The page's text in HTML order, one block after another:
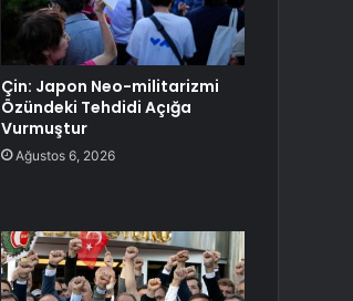
Çin: Japon Neo-militarizmi
Özündeki Tehdidi Açığa
Vurmuştur
Ağustos 6, 2026